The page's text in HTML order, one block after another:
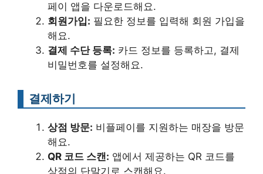
페이 앱을 다운로드해요.
회원가입: 필요한 정보를 입력해 회원 가입을
해요.
결제 수단 등록: 카드 정보를 등록하고, 결제
비밀번호를 설정해요.
결제하기
상점 방문: 비플페이를 지원하는 매장을 방문
해요.
QR 코드 스캔: 앱에서 제공하는 QR 코드를
상점의 단말기로 스캔해요.